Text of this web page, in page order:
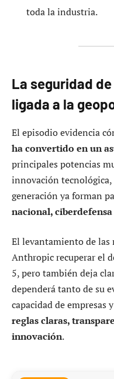
toda la industria.
La seguridad
ligada a la
El episodio evidencia
ha convertido en un
principales potencias
innovación
generación ya forman
nacional,
El levantamiento de
Anthropic recuperar el
5, pero también deja
dependerá tanto de su
capacidad de empresas
reglas claras,
innovación.